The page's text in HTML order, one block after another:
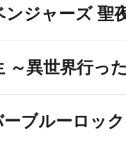
ンジャーズ 聖
～異世界行っ
ーブルーロッ